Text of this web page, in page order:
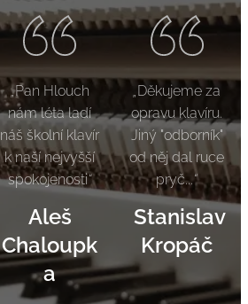
„Pan Hlouch
nám léta ladí
náš školní klavír
k naší nejvyšší
spokojenosti“
Aleš
Chaloupk
a
„ Děkujeme za
opravu klavíru.
Jiný "odborník"
od něj dal ruce
pryč...“
Stanislav
Kropáč